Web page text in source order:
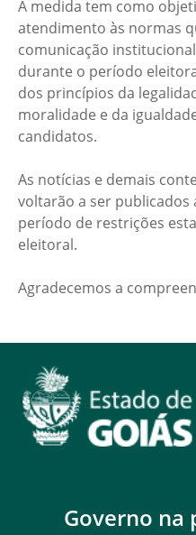
A medida tem como
atendimento às normas
comunicação
durante o período
dos princípios da
moralidade e da
candidatos.
As notícias e demais
voltarão a ser
período de restrições
eleitoral.
Agradecemos a
Governo na